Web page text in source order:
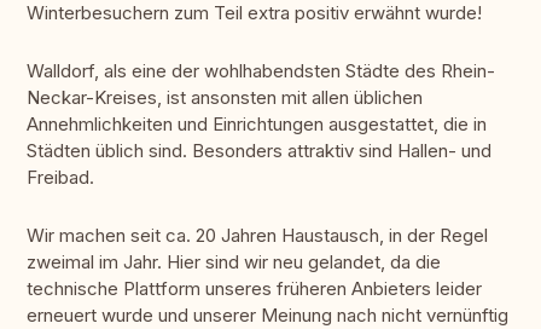
Winterbesuchern zum Teil extra positiv erwähnt wurde!
Walldorf, als eine der wohlhabendsten Städte des Rhein-
Neckar-Kreises, ist ansonsten mit allen üblichen
Annehmlichkeiten und Einrichtungen ausgestattet, die in
Städten üblich sind. Besonders attraktiv sind Hallen- und
Freibad.
Wir machen seit ca. 20 Jahren Haustausch, in der Regel
zweimal im Jahr. Hier sind wir neu gelandet, da die
technische Plattform unseres früheren Anbieters leider
erneuert wurde und unserer Meinung nach nicht vernünftig